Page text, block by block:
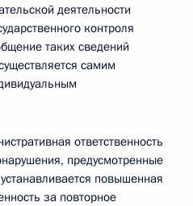
деятельности
контроля
таких сведений
самим
ответственность
предусмотренные
повышенная
за повторное